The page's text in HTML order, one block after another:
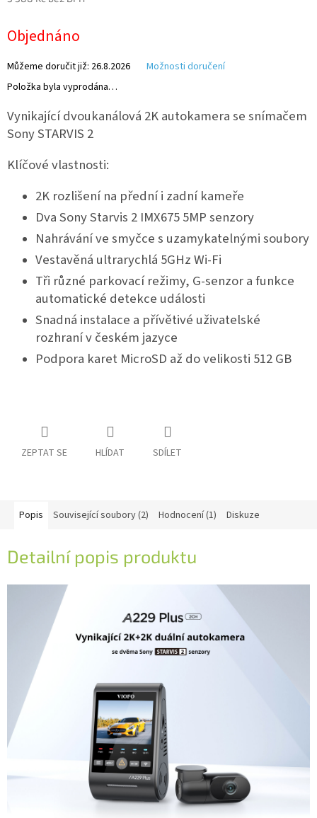
IP
kamery
cena:
Objednáno
Můžeme doručit již: 26.8.2026
Možnosti doručení
Položka byla vyprodána…
Vynikající dvoukanálová 2K autokamera se snímačem
Sony STARVIS 2
Klíčové vlastnosti:
2K rozlišení na přední i zadní kameře
Dva Sony Starvis 2 IMX675 5MP senzory
Nahrávání ve smyčce s uzamykatelnými soubory
Vestavěná ultrarychlá 5GHz Wi-Fi
Tři různé parkovací režimy, G-senzor a funkce
automatické detekce události
Snadná instalace a přívětivé uživatelské
rozhraní v českém jazyce
Podpora karet MicroSD až do velikosti 512 GB
ZEPTAT SE HLÍDAT SDÍLET
Popis Související soubory (2) Hodnocení (1) Diskuze
Detailní popis produktu